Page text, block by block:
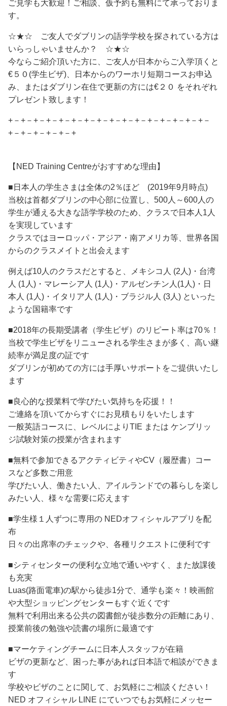
ご見学も大歓迎！ご相談、仮予約も無料にて承っておりま
す。
☆★☆ ご友人でダブリンの語学学校を探されている方は
いらっしゃいませんか？ ☆★☆
今ならご紹介頂いた方に、ご友人が日本からご入学頂くと
€５０(学生ビザ)、日本からのワーホリ短期コースお申込
み、またはダブリン在住で更新の方には€２０ をそれぞれ
プレゼント致します！
+－+－+－+－+－+－+－+－+－+－+－+－+－+－+－+－
+－+－+－+－+－+
【NED Training Centreがおすすめな理由】
■日本人の学生さまは全体の2％ほど (2019年9月時点)
当校は首都ダブリンの中心部に位置し、500人～600人の
学生が通える大きな語学学校のため、クラスで日本人1人
を実現しています
クラスではヨーロッパ・アジア・南アメリカ等、世界各国
からのクラスメイトと出会えます
例えば10人のクラスだとすると、メキシコ人 (2人)・台湾
人 (1人)・マレーシア人 (1人)・アルゼンチン人(1人)・日
本人 (1人)・イタリア人 (1人)・ブラジル人 (3人) といった
ような国籍率です
■2018年の長期受講者（学生ビザ）のリピート率は70％！
当校で学生ビザをリニューされる学生さまが多く、高い継
続率が満足度の証です
ダブリンが初めての方には手厚いサポートをご提供いたし
ます
■良心的な授業料で学びたい気持ちを応援！！
ご連絡を頂いてからすぐにお見積もりをいたします
一般英語コースに、レベルによりTIE または ケンブリッ
ジ試験対策の授業が含まれます
■無料で参加できるアクティビティやCV（履歴書）コー
スなど多数ご用意
学びたい人、働きたい人、アイルランドでの暮らしを楽し
みたい人、様々な需要に応えます
■学生様１人ずつに専用の NEDオフィシャルアプリを配
布
日々の出席率のチェックや、各種リクエストに便利です
■シティセンターの便利な立地で通いやすく、また放課後
も充実
Luas(路面電車)の駅から徒歩1分で、通学も楽々！映画館
や大型ショッピングセンターもすぐ近くです
無料で利用出来る公共の図書館が徒歩数分の距離にあり、
授業前後の勉強や読書の場所に最適です
■マーケティングチームに日本人スタッフが在籍
ビザの更新など、困った事があれば日本語で相談ができま
す
学校やビザのことに関して、お気軽にご相談ください！
NED オフィシャル LINE にていつでもお気軽にメッセー